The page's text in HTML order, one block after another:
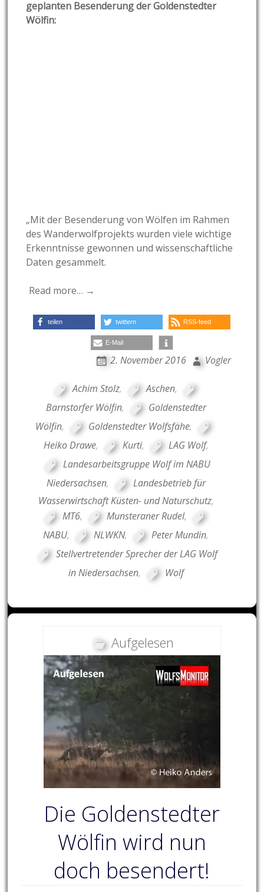
geplanten Besenderung der Goldenstedter
Wölfin:
„Mit der Besenderung von Wölfen im Rahmen
des Wanderwolfprojekts wurden viele wichtige
Erkenntnisse gewonnen und wissenschaftliche
Daten gesammelt.
Read more… →
teilen twittern RSS-feed
E-Mail
2. November 2016 Vogler
Achim Stolz, Aschen,
Barnstorfer Wölfin,
Goldenstedter
Wölfin, Goldenstedter Wolfsfähe,
Heiko Drawe, Kurti, LAG Wolf,
Landesarbeitsgruppe Wolf im NABU
Niedersachsen,
Landesbetrieb für
Wasserwirtschaft Küsten- und Naturschutz,
MT6, Munsteraner Rudel,
NABU, NLWKN, Peter Mundin,
Stellvertretender Sprecher der LAG Wolf
in Niedersachsen, Wolf
Aufgelesen
Die Goldenstedter
Wölfin wird nun
doch besendert!